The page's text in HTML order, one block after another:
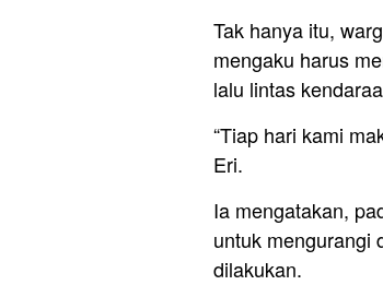
Tak hanya itu,
mengaku harus
lalu lintas
“Tiap hari kami
Eri.
Ia mengatakan,
untuk mengurangi
dilakukan.